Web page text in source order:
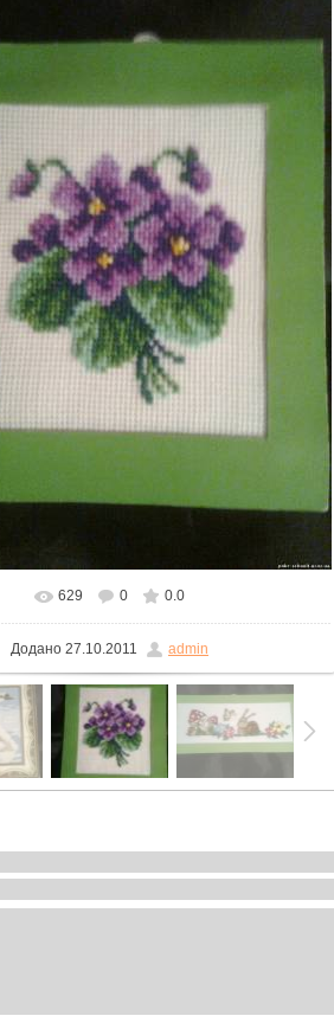
реальному розмірі 1200x1600
629 0 0.0
Додано 27.10.2011 admin